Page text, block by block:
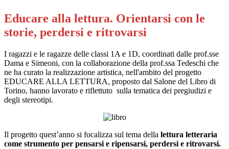
Educare alla lettura. Orientarsi con le
storie, perdersi e ritrovarsi
I ragazzi e le ragazze delle classi 1A e 1D, coordinati dalle prof.sse
Dama e Simeoni, con la collaborazione della prof.ssa Tedeschi che
ne ha curato la realizzazione artistica, nell'ambito del progetto
EDUCARE ALLA LETTURA, proposto dal Salone del Libro di
Torino, hanno lavorato e riflettuto sulla tematica dei pregiudizi e
degli stereotipi.
Il progetto quest’anno si focalizza sul tema della lettura letteraria
come strumento per pensarsi e ripensarsi, perdersi e ritrovarsi.